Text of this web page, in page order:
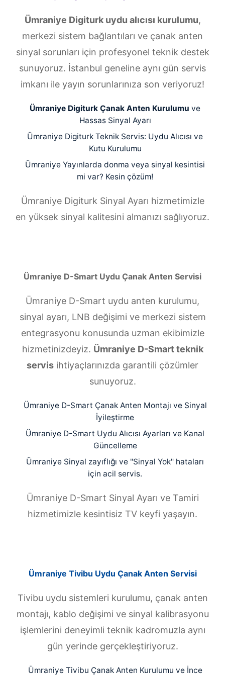
Ümraniye Digiturk uydu alıcısı kurulumu,
merkezi sistem bağlantıları ve çanak anten
sinyal sorunları için profesyonel teknik destek
sunuyoruz. İstanbul geneline aynı gün servis
imkanı ile yayın sorunlarınıza son veriyoruz!
Ümraniye Digiturk Çanak Anten Kurulumu ve
Hassas Sinyal Ayarı
Ümraniye Digiturk Teknik Servis: Uydu Alıcısı ve
Kutu Kurulumu
Ümraniye Yayınlarda donma veya sinyal kesintisi
mi var? Kesin çözüm!
Ümraniye Digiturk Sinyal Ayarı hizmetimizle
en yüksek sinyal kalitesini almanızı sağlıyoruz.
Ümraniye D-Smart Uydu Çanak Anten Servisi
Ümraniye D-Smart uydu anten kurulumu,
sinyal ayarı, LNB değişimi ve merkezi sistem
entegrasyonu konusunda uzman ekibimizle
hizmetinizdeyiz. Ümraniye D-Smart teknik
servis ihtiyaçlarınızda garantili çözümler
sunuyoruz.
Ümraniye D-Smart Çanak Anten Montajı ve Sinyal
İyileştirme
Ümraniye D-Smart Uydu Alıcısı Ayarları ve Kanal
Güncelleme
Ümraniye Sinyal zayıflığı ve "Sinyal Yok" hataları
için acil servis.
Ümraniye D-Smart Sinyal Ayarı ve Tamiri
hizmetimizle kesintisiz TV keyfi yaşayın.
Ümraniye Tivibu Uydu Çanak Anten Servisi
Tivibu uydu sistemleri kurulumu, çanak anten
montajı, kablo değişimi ve sinyal kalibrasyonu
işlemlerini deneyimli teknik kadromuzla aynı
gün yerinde gerçekleştiriyoruz.
Ümraniye Tivibu Çanak Anten Kurulumu ve İnce